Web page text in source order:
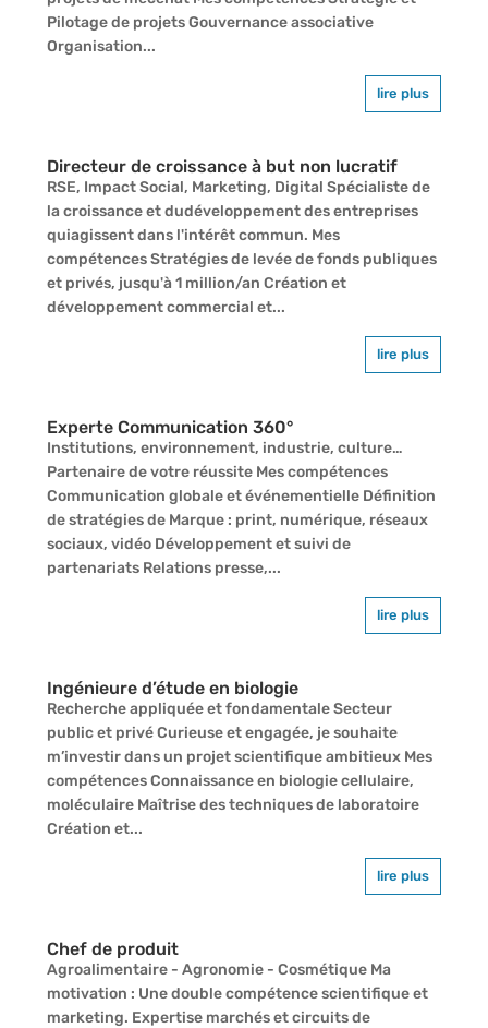
Pilotage de projets Gouvernance associative
Organisation...
lire plus
Directeur de croissance à but non lucratif
RSE, Impact Social, Marketing, Digital Spécialiste de
la croissance et dudéveloppement des entreprises
quiagissent dans l'intérêt commun. Mes
compétences Stratégies de levée de fonds publiques
et privés, jusqu'à 1 million/an Création et
développement commercial et...
lire plus
Experte Communication 360°
Institutions, environnement, industrie, culture…
Partenaire de votre réussite Mes compétences
Communication globale et événementielle Définition
de stratégies de Marque : print, numérique, réseaux
sociaux, vidéo Développement et suivi de
partenariats Relations presse,...
lire plus
Ingénieure d’étude en biologie
Recherche appliquée et fondamentale Secteur
public et privé Curieuse et engagée, je souhaite
m’investir dans un projet scientifique ambitieux Mes
compétences Connaissance en biologie cellulaire,
moléculaire Maîtrise des techniques de laboratoire
Création et...
lire plus
Chef de produit
Agroalimentaire - Agronomie - Cosmétique Ma
motivation : Une double compétence scientifique et
marketing. Expertise marchés et circuits de